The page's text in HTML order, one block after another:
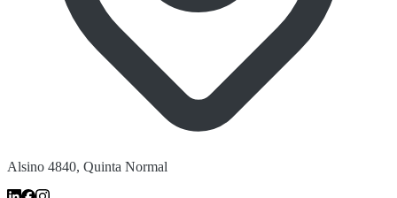
Alsino 4840, Quinta Normal